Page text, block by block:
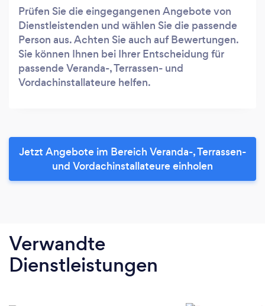
Prüfen Sie die eingegangenen Angebote von
Dienstleistenden und wählen Sie die passende
Person aus. Achten Sie auch auf Bewertungen.
Sie können Ihnen bei Ihrer Entscheidung für
passende Veranda-, Terrassen- und
Vordachinstallateure helfen.
Jetzt Angebote im Bereich Veranda-, Terrassen-
und Vordachinstallateure einholen
Verwandte
Dienstleistungen